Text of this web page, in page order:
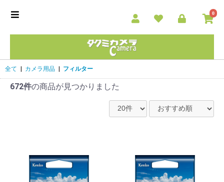
0
全て | カメラ用品 | フィルター
672件の商品が見つかりました